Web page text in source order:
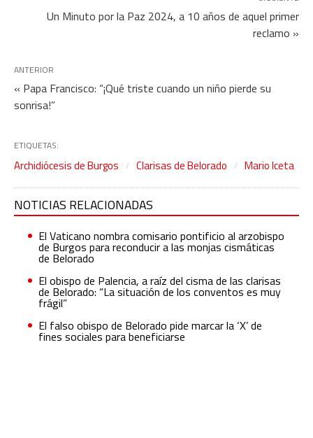
Un Minuto por la Paz 2024, a 10 años de aquel primer
reclamo »
ANTERIOR
« Papa Francisco: “¡Qué triste cuando un niño pierde su
sonrisa!”
ETIQUETAS:
Archidiócesis de Burgos Clarisas de Belorado Mario Iceta
NOTICIAS RELACIONADAS
El Vaticano nombra comisario pontificio al arzobispo
de Burgos para reconducir a las monjas cismáticas
de Belorado
El obispo de Palencia, a raíz del cisma de las clarisas
de Belorado: “La situación de los conventos es muy
frágil”
El falso obispo de Belorado pide marcar la ‘X’ de
fines sociales para beneficiarse